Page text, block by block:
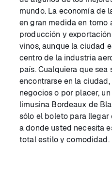
mundo. La economía de
en gran medida en torno
producción y
vinos, aunque la ciudad
centro de la industria
país. Cualquiera que sea
encontrarse en la
negocios o por placer,
limusina Bordeaux de
sólo el boleto para llegar
a donde usted necesita
total estilo y comodidad.